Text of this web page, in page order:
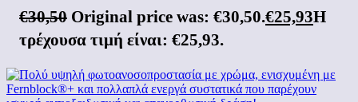
€30,50 Original price was: €30,50.€25,93Η
τρέχουσα τιμή είναι: €25,93.